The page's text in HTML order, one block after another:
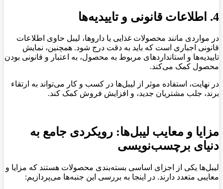
4. اطلاعات قانونی و تاییدیه‌ها
در مواردی مانند محصولات غذایی یا داروها، لیبل حاوی اطلاعات
قانونی اجباری است که باید به دقت درج شود. همچنین، نمایش
تاییدیه‌ها و استانداردهای مربوط به محصول، به اعتبار و قانونی بودن
محصول کمک می‌کند.
در نهایت، استفاده موثر از لیبل‌ها در کسب و کار می‌تواند به ارتقاء
برند، جلب مشتریان جدید، و افزایش فروش کمک کند.
مزایا و معایب لیبل‌ها: رویکردی جامع به
دنیای برچسب‌نویسی
لیبل‌ها یکی از اجزای اساسی بسته‌بندی محصولات هستند که مزایا و
معایبی متعدد دارند. در اینجا به بررسی این جنبه‌ها می‌پردازیم: